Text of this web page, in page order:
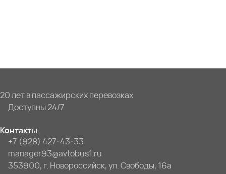
20 лет в пассажирских перевозках
Доступны 24/7
Контакты
+7 (928) 427-43-33
manager93@avtobus1.ru
353900, г. Новороссийск, ул. Свободы, 16а